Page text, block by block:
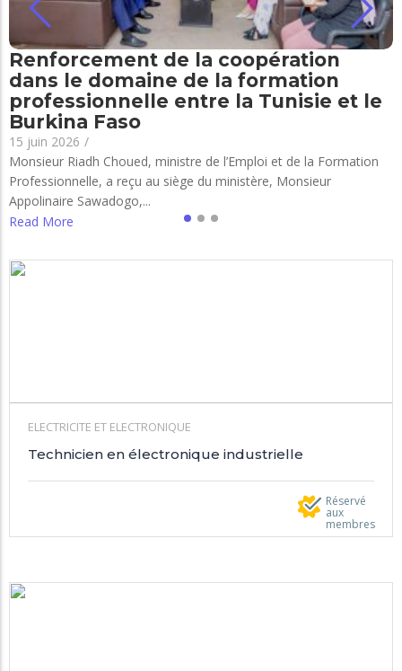
Renforcement de la coopération
dans le domaine de la formation
professionnelle entre la Tunisie et le
Burkina Faso
15 juin 2026 /
Monsieur Riadh Choued, ministre de l’Emploi et de la Formation
Professionnelle, a reçu au siège du ministère, Monsieur
Appolinaire Sawadogo,...
Read More
ELECTRICITE ET ELECTRONIQUE
Technicien en électronique industrielle
Réservé
aux
membres